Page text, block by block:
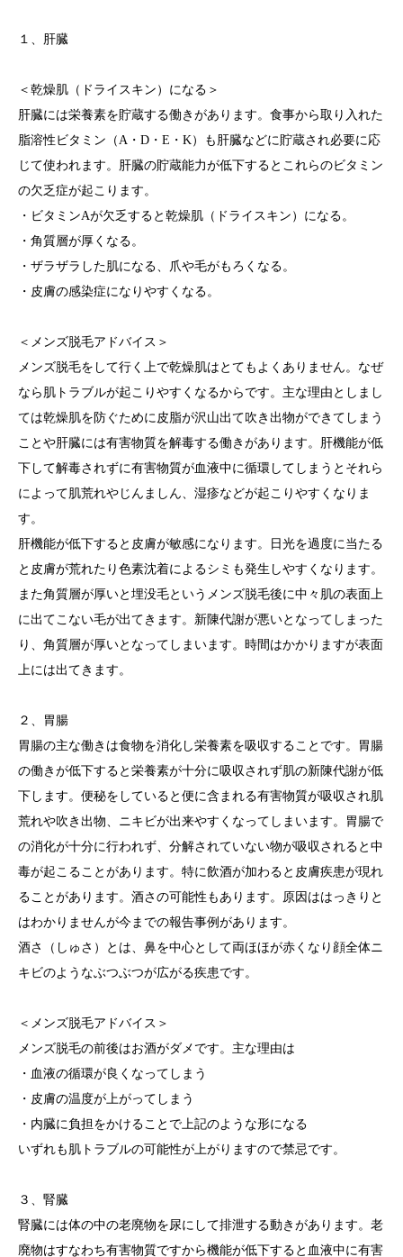
１、肝臓
＜乾燥肌（ドライスキン）になる＞
肝臓には栄養素を貯蔵する働きがあります。食事から取り入れた
脂溶性ビタミン（A・D・E・K）も肝臓などに貯蔵され必要に応
じて使われます。肝臓の貯蔵能力が低下するとこれらのビタミン
の欠乏症が起こります。
・ビタミンAが欠乏すると乾燥肌（ドライスキン）になる。
・角質層が厚くなる。
・ザラザラした肌になる、爪や毛がもろくなる。
・皮膚の感染症になりやすくなる。
＜メンズ脱毛アドバイス＞
メンズ脱毛をして行く上で乾燥肌はとてもよくありません。なぜ
なら肌トラブルが起こりやすくなるからです。主な理由としまし
ては乾燥肌を防ぐために皮脂が沢山出て吹き出物ができてしまう
ことや肝臓には有害物質を解毒する働きがあります。肝機能が低
下して解毒されずに有害物質が血液中に循環してしまうとそれら
によって肌荒れやじんましん、湿疹などが起こりやすくなりま
す。
肝機能が低下すると皮膚が敏感になります。日光を過度に当たる
と皮膚が荒れたり色素沈着によるシミも発生しやすくなります。
また角質層が厚いと埋没毛というメンズ脱毛後に中々肌の表面上
に出てこない毛が出てきます。新陳代謝が悪いとなってしまった
り、角質層が厚いとなってしまいます。時間はかかりますが表面
上には出てきます。
２、胃腸
胃腸の主な働きは食物を消化し栄養素を吸収することです。胃腸
の働きが低下すると栄養素が十分に吸収されず肌の新陳代謝が低
下します。便秘をしていると便に含まれる有害物質が吸収され肌
荒れや吹き出物、ニキビが出来やすくなってしまいます。胃腸で
の消化が十分に行われず、分解されていない物が吸収されると中
毒が起こることがあります。特に飲酒が加わると皮膚疾患が現れ
ることがあります。酒さの可能性もあります。原因ははっきりと
はわかりませんが今までの報告事例があります。
酒さ（しゅさ）とは、鼻を中心として両ほほが赤くなり顔全体ニ
キビのようなぶつぶつが広がる疾患です。
＜メンズ脱毛アドバイス＞
メンズ脱毛の前後はお酒がダメです。主な理由は
・血液の循環が良くなってしまう
・皮膚の温度が上がってしまう
・内臓に負担をかけることで上記のような形になる
いずれも肌トラブルの可能性が上がりますので禁忌です。
３、腎臓
腎臓には体の中の老廃物を尿にして排泄する動きがあります。老
廃物はすなわち有害物質ですから機能が低下すると血液中に有害